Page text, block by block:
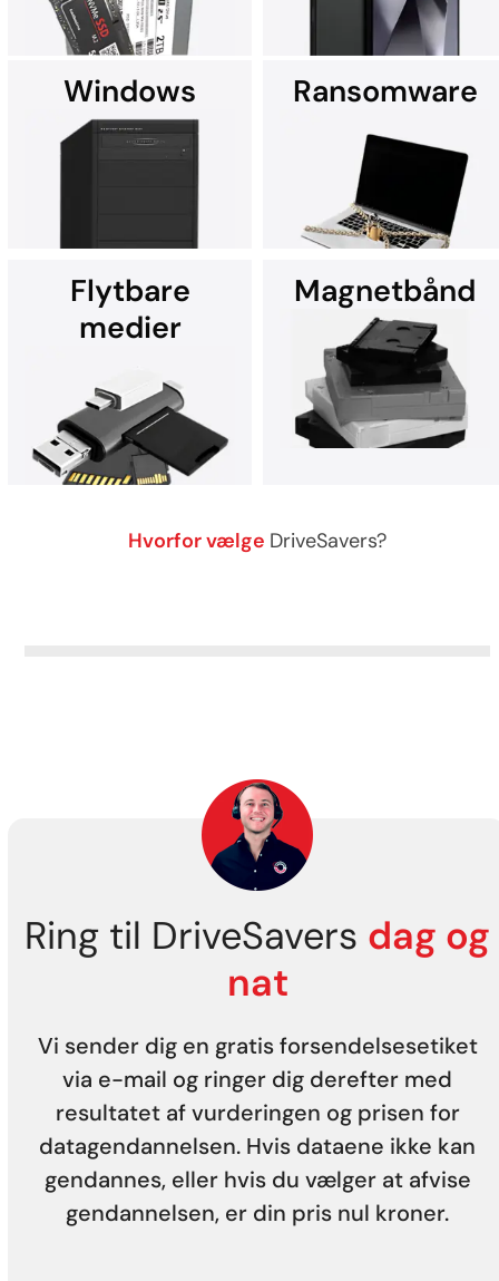
iPhone? Vi står klar til at
hjælpe.
Har du brug for avanceret
DriveSavers gendanner alle
typer smartphone-data –
herunder billeder, kontakter
og SMS-beskeder.
Windows
Gendannelse af data fra alle
Windows.
Ransomware
Gendan data efter et
ransomware-angreb.
Kontakt DriveSavers for
hjælp.
Flytbare
medier
Magnetbånd
DriveSavers gendanner data
sikkert fra alle typer
Hvorfor vælge DriveSavers?
Ring til DriveSavers dag og
nat
Vi sender dig en gratis forsendelsesetiket
via e-mail og ringer dig derefter med
resultatet af vurderingen og prisen for
datagendannelsen. Hvis dataene ikke kan
gendannes, eller hvis du vælger at afvise
gendannelsen, er din pris nul kroner.